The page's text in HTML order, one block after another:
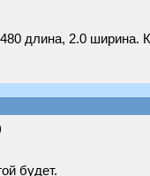
длина, 2.0 ширина.
будет.